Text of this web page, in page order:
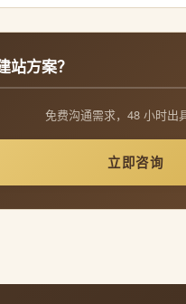
站方案？
免费沟通需求，48 小时出
立即咨询